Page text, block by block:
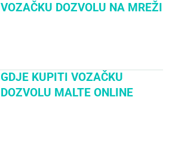
VOZAČKU DOZVOLU NA MREŽI
GDJE KUPITI VOZAČKU
DOZVOLU MALTE ONLINE